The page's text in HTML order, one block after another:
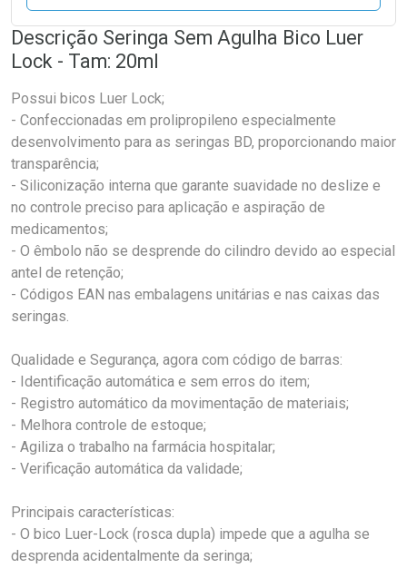
Descrição Seringa Sem Agulha Bico Luer
Lock - Tam: 20ml
Possui bicos Luer Lock;
- Confeccionadas em prolipropileno especialmente
desenvolvimento para as seringas BD, proporcionando maior
transparência;
- Siliconização interna que garante suavidade no deslize e
no controle preciso para aplicação e aspiração de
medicamentos;
- O êmbolo não se desprende do cilindro devido ao especial
antel de retenção;
- Códigos EAN nas embalagens unitárias e nas caixas das
seringas.
Qualidade e Segurança, agora com código de barras:
- Identificação automática e sem erros do item;
- Registro automático da movimentação de materiais;
- Melhora controle de estoque;
- Agiliza o trabalho na farmácia hospitalar;
- Verificação automática da validade;
Principais características:
- O bico Luer-Lock (rosca dupla) impede que a agulha se
desprenda acidentalmente da seringa;